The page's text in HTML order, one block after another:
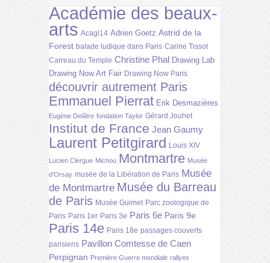
Académie des beaux-
arts Acagl14 Adrien Goetz Astrid de la
Forest balade ludique dans Paris Carine Tissot
Carreau du Temple Christine Phal Drawing Lab
Drawing Now Art Fair Drawing Now Paris
découvrir autrement Paris
Emmanuel Pierrat Erik Desmazières
Eugène Delâtre fondation Taylor Gérard Jouhet
Institut de France Jean Gaumy
Laurent Petitgirard Louis XIV
Lucien Clergue Michou Montmartre Musée
d'Orsay musée de la Libération de Paris Musée
de Montmartre Musée du Barreau
de Paris Musée Guimet Parc zoologique de
Paris Paris 1er Paris 3e Paris 6e Paris 9e
Paris 14e Paris 18e passages couverts
parisiens Pavillon Comtesse de Caen
Perpignan Première Guerre mondiale rallyes